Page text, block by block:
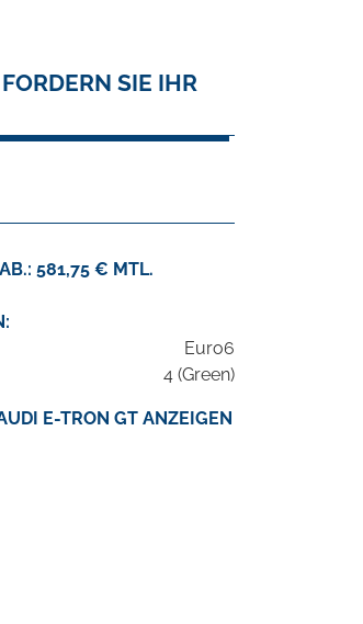
SIE IHR
581,75 € MTL.
Euro6
4 (Green)
E-TRON GT ANZEIGEN